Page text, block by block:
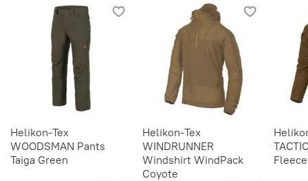
Helikon-Tex
WOODSMAN Pants
Taiga Green
Helikon-Tex
WINDRUNNER
Windshirt WindPack
Coyote